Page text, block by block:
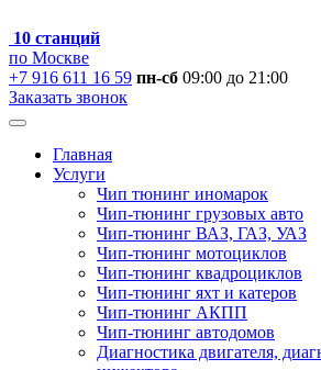
10 станций
по Москве
+7 916 611 16 59 пн-сб 09:00 до 21:00
Заказать звонок
Главная
Услуги
Чип тюнинг иномарок
Чип-тюнинг грузовых авто
Чип-тюнинг ВАЗ, ГАЗ, УАЗ
Чип-тюнинг мотоциклов
Чип-тюнинг квадроциклов
Чип-тюнинг яхт и катеров
Чип-тюнинг АКПП
Чип-тюнинг автодомов
Диагностика двигателя,